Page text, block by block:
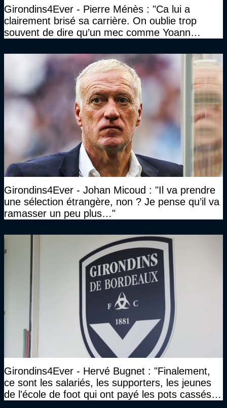
Girondins4Ever - Pierre Ménès : "Ca lui a
clairement brisé sa carrière. On oublie trop
souvent de dire qu’un mec comme Yoann
Girondins4Ever - Johan Micoud : "Il va prendre
une sélection étrangère, non ? Je pense qu’il va
ramasser un peu plus…"
Girondins4Ever - Hervé Bugnet : "Finalement,
ce sont les salariés, les supporters, les jeunes
de l'école de foot qui ont payé les pots cassés